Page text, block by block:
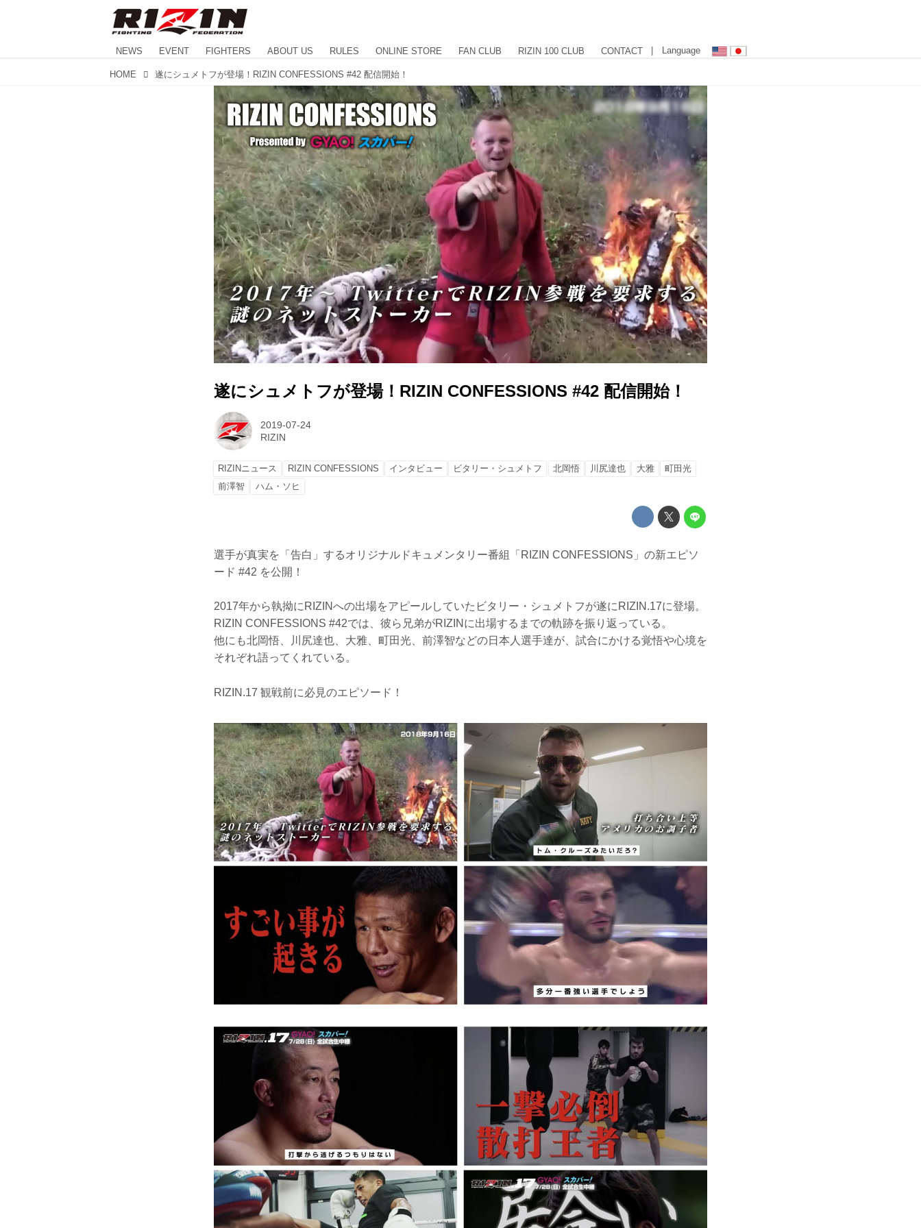
NEWS EVENT FIGHTERS ABOUT US RULES ONLINE STORE FAN CLUB RIZIN 100 CLUB CONTACT | Language
HOME 遂にシュメトフが登場！RIZIN CONFESSIONS #42 配信開始！
遂にシュメトフが登場！RIZIN CONFESSIONS #42 配信開始！
2019-07-24
RIZIN
RIZINニュース RIZIN CONFESSIONS インタビュー ビタリー・シュメトフ 北岡悟 川尻達也 大雅
町田光
前澤智
ハム・ソヒ
選手が真実を「告白」するオリジナルドキュメンタリー番組「RIZIN CONFESSIONS」の新エピソ
ード #42 を公開！
2017年から執拗にRIZINへの出場をアピールしていたビタリー・シュメトフが遂にRIZIN.17に登場。
RIZIN CONFESSIONS #42では、彼ら兄弟がRIZINに出場するまでの軌跡を振り返っている。
他にも北岡悟、川尻達也、大雅、町田光、前澤智などの日本人選手達が、試合にかける覚悟や心境を
それぞれ語ってくれている。
RIZIN.17 観戦前に必見のエピソード！